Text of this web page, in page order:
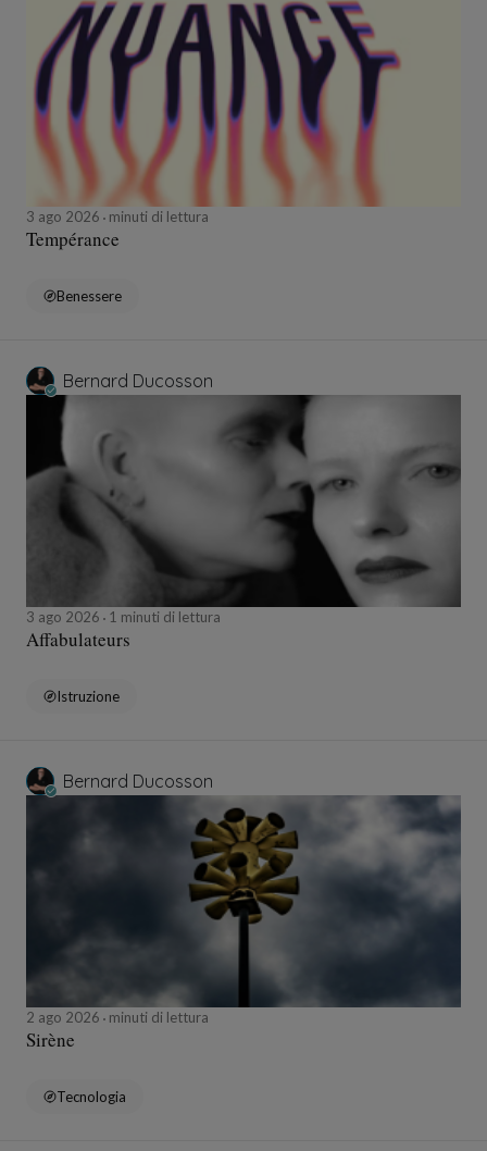
3 ago 2026 minuti di lettura
Tempérance
Benessere
Bernard Ducosson
3 ago 2026 1 minuti di lettura
Affabulateurs
Istruzione
Bernard Ducosson
2 ago 2026 minuti di lettura
Sirène
Tecnologia